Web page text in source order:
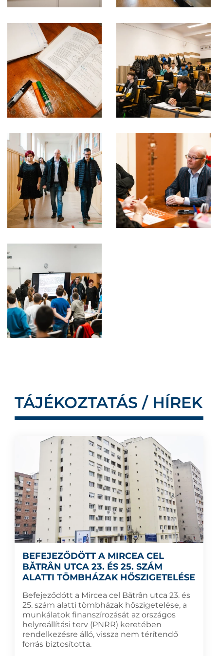
TÁJÉKOZTATÁS / HÍREK
BEFEJEZŐDÖTT A MIRCEA CEL
BĂTRÂN UTCA 23. ÉS 25. SZÁM
ALATTI TÖMBHÁZAK HŐSZIGETELÉSE
Befejeződött a Mircea cel Bătrân utca 23. és
25. szám alatti tömbházak hőszigetelése, a
munkálatok finanszírozását az országos
helyreállítási terv (PNRR) keretében
rendelkezésre álló, vissza nem térítendő
forrás biztosította.